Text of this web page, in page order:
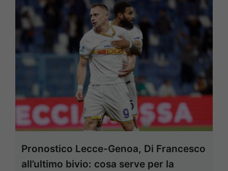
Pronostico Lecce-Genoa, Di Francesco
all’ultimo bivio: cosa serve per la